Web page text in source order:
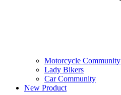
Motorcycle Community
Lady Bikers
Car Community
New Product